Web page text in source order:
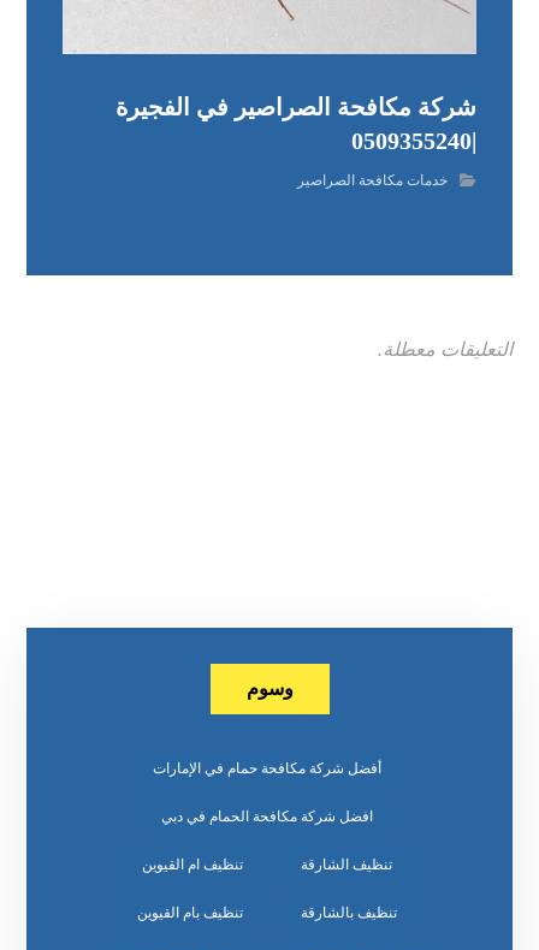
شركة مكافحة الصراصير في الفجيرة
|0509355240
خدمات مكافحة الصراصير
التعليقات معطلة.
وسوم
أفضل شركة مكافحة حمام في الإمارات
افضل شركة مكافحة الحمام في دبي
تنظيف الشارقة تنظيف ام القيوين
تنظيف بالشارقة تنظيف بام القيوين